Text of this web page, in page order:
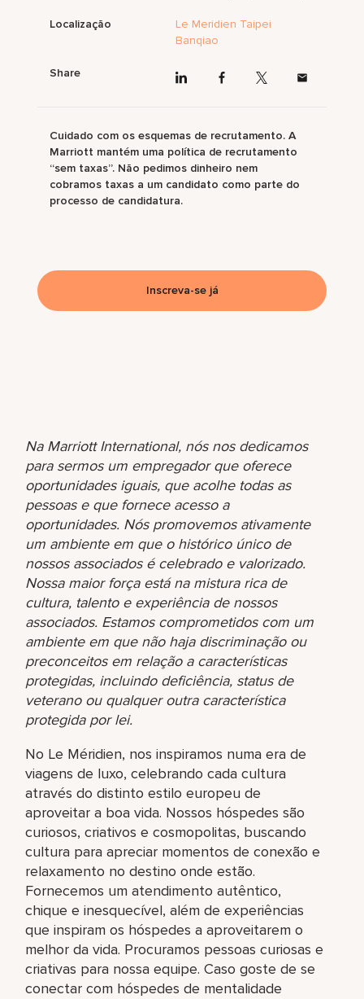
Na Marriott International, nós nos dedicamos
para sermos um empregador que oferece
oportunidades iguais, que acolhe todas as
pessoas e que fornece acesso a
oportunidades. Nós promovemos ativamente
um ambiente em que o histórico único de
nossos associados é celebrado e valorizado.
Nossa maior força está na mistura rica de
cultura, talento e experiência de nossos
associados. Estamos comprometidos com um
ambiente em que não haja discriminação ou
preconceitos em relação a características
protegidas, incluindo deficiência, status de
veterano ou qualquer outra característica
protegida por lei.
No Le Méridien, nos inspiramos numa era de
viagens de luxo, celebrando cada cultura
através do distinto estilo europeu de
aproveitar a boa vida. Nossos hóspedes são
curiosos, criativos e cosmopolitas, buscando
cultura para apreciar momentos de conexão e
relaxamento no destino onde estão.
Fornecemos um atendimento autêntico,
chique e inesquecível, além de experiências
que inspiram os hóspedes a aproveitarem o
melhor da vida. Procuramos pessoas curiosas e
criativas para nossa equipe. Caso goste de se
conectar com hóspedes de mentalidade
Localização
Le Meridien Taipei
Banqiao
Share
Cuidado com os esquemas de recrutamento. A
Marriott mantém uma política de recrutamento
“sem taxas”. Não pedimos dinheiro nem
cobramos taxas a um candidato como parte do
processo de candidatura.
Inscreva-se já